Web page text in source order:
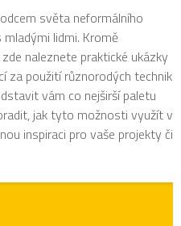
světa neformálního
lidmi. Kromě
naleznete praktické ukázky
za použití různorodých technik
vám co nejširší paletu
jak tyto možnosti využít v
inspiraci pro vaše projekty či